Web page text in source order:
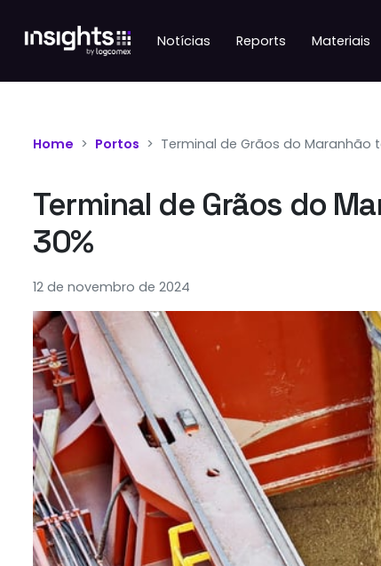
Notícias Reports Materiais
Home Portos Terminal de Grãos do
Terminal de Grãos do
30%
12 de novembro de 2024